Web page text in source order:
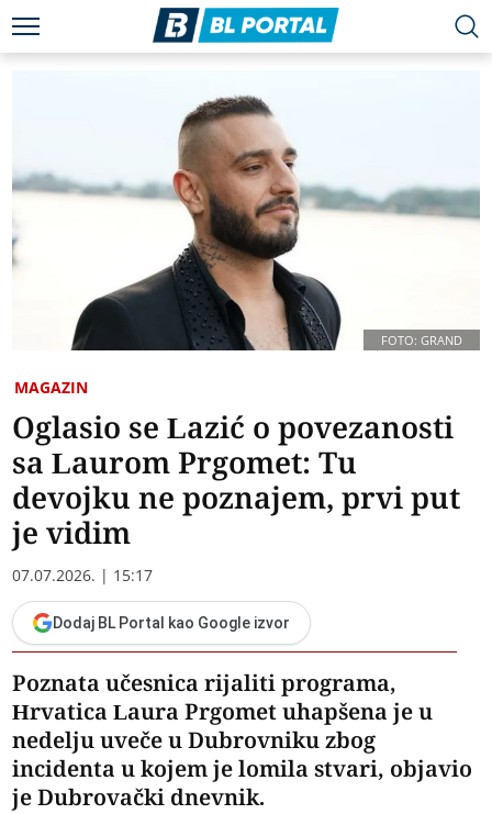
FOTO: GRAND
MAGAZIN
Oglasio se Lazić o povezanosti
sa Laurom Prgomet: Tu
devojku ne poznajem, prvi put
je vidim
07.07.2026. | 15:17
Dodaj BL Portal kao Google izvor
Poznata učesnica rijaliti programa,
Hrvatica Laura Prgomet uhapšena je u
nedelju uveče u Dubrovniku zbog
incidenta u kojem je lomila stvari, objavio
je Dubrovački dnevnik.